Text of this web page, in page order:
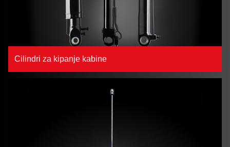
Cilindri za kipanje kabine